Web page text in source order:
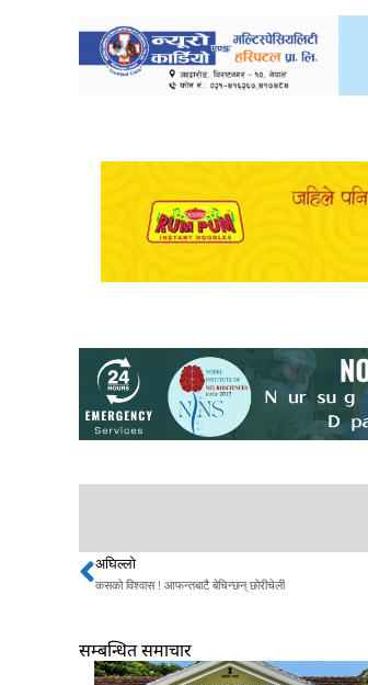
Prev
अघिल्लो
कसको विश्वास ! आफन्तबाटै बेचिन्छन् छोरीचेली
सम्बन्धित समाचार